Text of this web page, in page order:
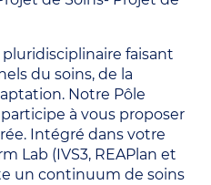
faisant
du soins, de la
Notre Pôle
à vous proposer
Intégré dans votre
Lab (IVS3, REAPlan et
un continuum de soins